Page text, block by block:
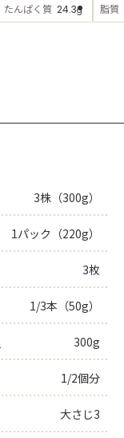
たんぱく質 24.3g 脂質
3株（300g）
1パック（220g）
3枚
1/3本（50g）
300g
1/2個分
大さじ3